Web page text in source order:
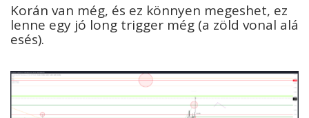
Korán van még, és ez könnyen megeshet, ez
lenne egy jó long trigger még (a zöld vonal alá
esés).